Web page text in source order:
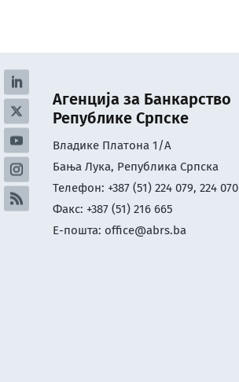
Агенција за Банкарство
Републике Српске
Владике Платона 1/А
Бања Лука, Република Српска
Телефон: +387 (51) 224 079, 224 070
Факс: +387 (51) 216 665
Е-пошта: office@abrs.ba